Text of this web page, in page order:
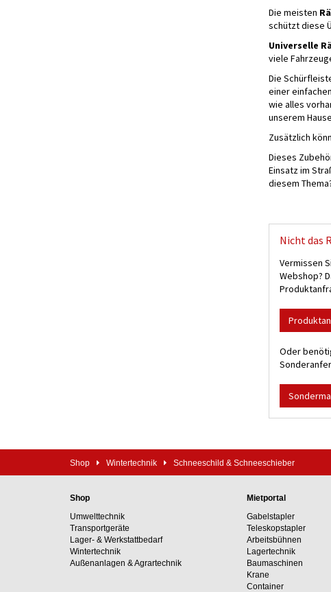
Die meisten
schützt diese
Universelle
viele
Die
einer einfachen
wie alles
unserem
Zusätzlich
Dieses
Einsatz im
diesem
Nicht das
Vermissen
Webshop?
Oder
Shop Wintertechnik Schneeschild & Schneeschieber
Shop
Umwelttechnik
Transportgeräte
Lager- & Werkstattbedarf
Wintertechnik
Außenanlagen & Agrartechnik
Mietportal
Gabelstapler
Teleskopstapler
Arbeitsbühnen
Lagertechnik
Baumaschinen
Krane
Container